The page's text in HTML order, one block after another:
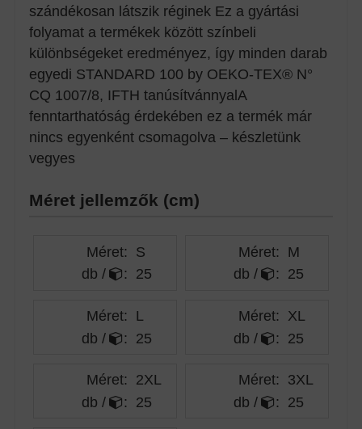
szándékosan látszik réginek Ez a gyártási
folyamat a termékek között színbeli
különbségeket eredményez, így minden darab
egyedi STANDARD 100 by OEKO-TEX® N°
CQ 1007/8, IFTH tanúsítvánnyalA
fenntarthatóság érdekében ez a termék már
nincs egyenként csomagolva – készletünk
vegyes
Méret jellemzők (cm)
Méret: S
db /
: 25
Méret: M
db /
: 25
Méret: L
db /
: 25
Méret: XL
db /
: 25
Méret: 2XL
db /
: 25
Méret: 3XL
db /
: 25